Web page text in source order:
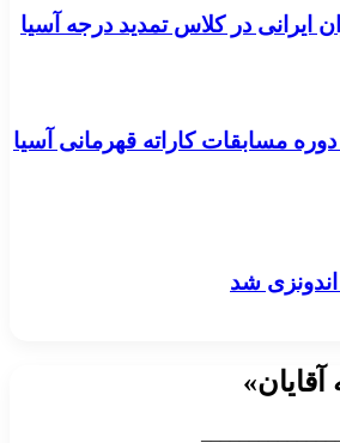
ایرانی در کلاس تمدید درجه آسیا
مسابقات کاراته قهرمانی آسیا
اندونزی شد